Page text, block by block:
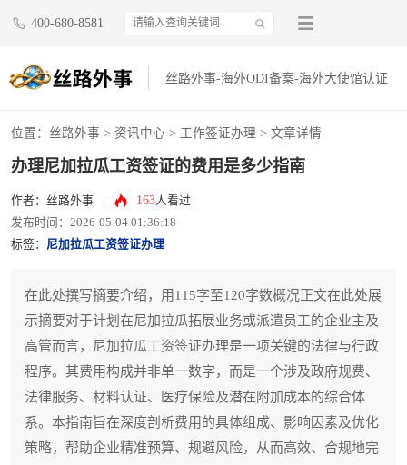
400-680-8581
丝路外事-海外ODI备案-海外大使馆认证
位置： 丝路外事 > 资讯中心 > 工作签证办理 > 文章详情
办理尼加拉瓜工资签证的费用是多少指南
作者：丝路外事 163人看过
发布时间：2026-05-04 01:36:18
标签： 尼加拉瓜工资签证办理
在此处撰写摘要介绍，用115字至120字数概况正文在此处展
示摘要对于计划在尼加拉瓜拓展业务或派遣员工的企业主及
高管而言，尼加拉瓜工资签证办理是一项关键的法律与行政
程序。其费用构成并非单一数字，而是一个涉及政府规费、
法律服务、材料认证、医疗保险及潜在附加成本的综合体
系。本指南旨在深度剖析费用的具体组成、影响因素及优化
策略，帮助企业精准预算、规避风险，从而高效、合规地完